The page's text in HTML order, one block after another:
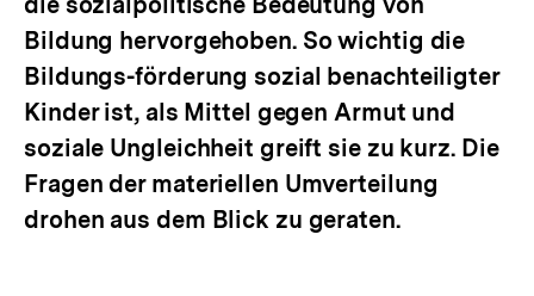
Bildung hervorgehoben. So wichtig die
Bildungs-förderung sozial benachteiligter
Kinder ist, als Mittel gegen Armut und
soziale Ungleichheit greift sie zu kurz. Die
Fragen der materiellen Umverteilung
drohen aus dem Blick zu geraten.